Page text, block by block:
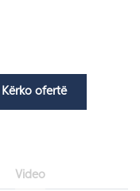
Kërko ofertë
Video